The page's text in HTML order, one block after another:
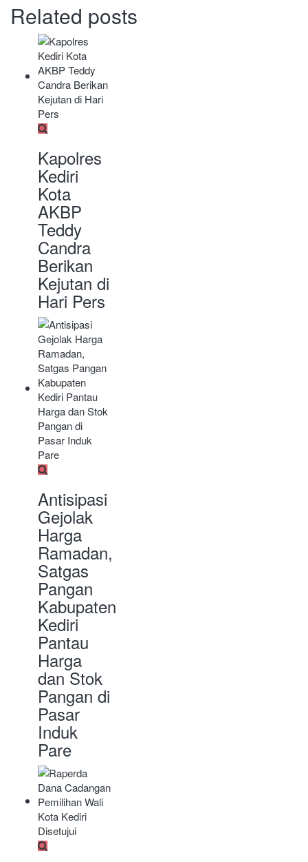
Related posts
Kapolres
Kediri
Kota
AKBP
Teddy
Candra
Berikan
Kejutan di
Hari Pers
Antisipasi
Gejolak
Harga
Ramadan,
Satgas
Pangan
Kabupaten
Kediri
Pantau
Harga
dan Stok
Pangan di
Pasar
Induk
Pare